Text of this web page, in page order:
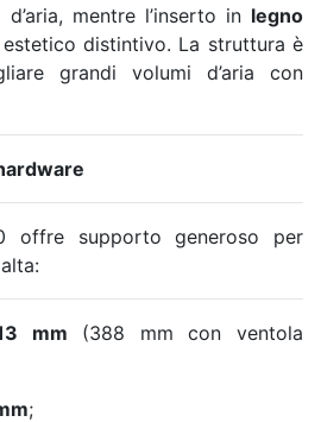
mentre l’inserto in legno
distintivo. La struttura è
grandi volumi d’aria con
offre supporto generoso per
mm (388 mm con ventola
;